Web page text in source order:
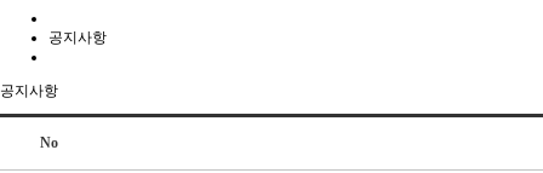
공지사항
공지사항
No